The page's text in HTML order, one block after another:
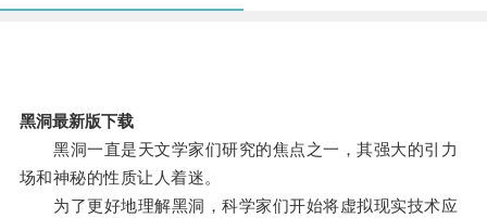
黑洞最新版下载
黑洞一直是天文学家们研究的焦点之一，其强大的引力
场和神秘的性质让人着迷。
为了更好地理解黑洞，科学家们开始将虚拟现实技术应